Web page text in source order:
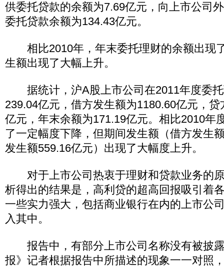
供委托贷款的余额为7.69亿元，向上市公司
委托贷款余额为134.43亿元。
相比2010年，年末委托理财的余额出现
生额出现了大幅上升。
据统计，沪A股上市公司在2011年度委托
239.04亿元，借方发生额为1180.60亿元，
亿元，年末余额为171.19亿元。相比2010年
了一定幅度下降，但期间发生额（借方发生
发生额559.16亿元）出现了大幅度上升。
对于上市公司热衷于理财和贷款业务的
析得出的结果是，高利贷的超高回报吸引着
一些实力强大，包括商业银行在内的上市公
入其中。
报告中，有部分上市公司名称没有被披
报》记者根据报告中所描述的现象一一对照